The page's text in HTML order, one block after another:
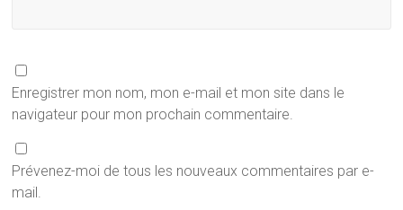
Enregistrer mon nom, mon e-mail et mon site dans le
navigateur pour mon prochain commentaire.
Prévenez-moi de tous les nouveaux commentaires par e-
mail.